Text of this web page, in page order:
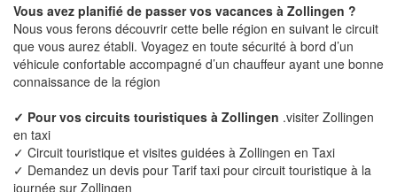
Vous avez planifié de passer vos vacances à Zollingen ?
Nous vous ferons découvrir cette belle région en suivant le circuit
que vous aurez établi. Voyagez en toute sécurité à bord d’un
véhicule confortable accompagné d’un chauffeur ayant une bonne
connaissance de la région
✓ Pour vos circuits touristiques à Zollingen .visiter Zollingen
en taxi
✓ Circuit touristique et visites guidées à Zollingen en Taxi
✓ Demandez un devis pour Tarif taxi pour circuit touristique à la
journée sur Zollingen